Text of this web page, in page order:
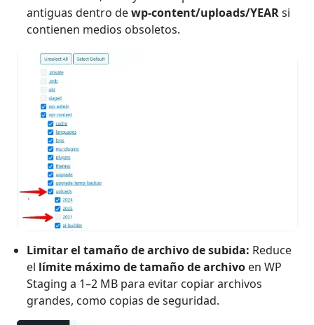
antiguas dentro dewp-content/uploads/YEARsi
contienen medios obsoletos.
Limitar el tamaño de archivo de subida: Reduce
el límite máximo de tamaño de archivo en WP
Staging a 1–2 MB para evitar copiar archivos
grandes, como copias de seguridad.